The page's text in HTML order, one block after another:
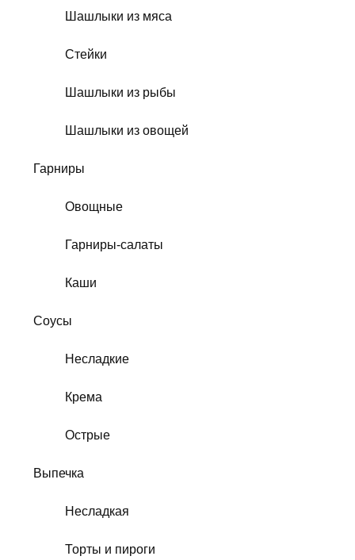
Шашлыки из мяса
Стейки
Шашлыки из рыбы
Шашлыки из овощей
Гарниры
Овощные
Гарниры-салаты
Каши
Соусы
Несладкие
Крема
Острые
Выпечка
Несладкая
Торты и пироги